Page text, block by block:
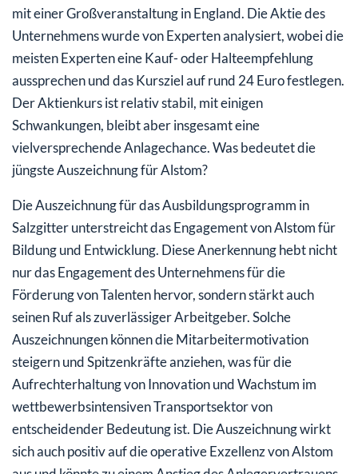
mit einer Großveranstaltung in England. Die Aktie des
Unternehmens wurde von Experten analysiert, wobei die
meisten Experten eine Kauf- oder Halteempfehlung
aussprechen und das Kursziel auf rund 24 Euro festlegen.
Der Aktienkurs ist relativ stabil, mit einigen
Schwankungen, bleibt aber insgesamt eine
vielversprechende Anlagechance. Was bedeutet die
jüngste Auszeichnung für Alstom?
Die Auszeichnung für das Ausbildungsprogramm in
Salzgitter unterstreicht das Engagement von Alstom für
Bildung und Entwicklung. Diese Anerkennung hebt nicht
nur das Engagement des Unternehmens für die
Förderung von Talenten hervor, sondern stärkt auch
seinen Ruf als zuverlässiger Arbeitgeber. Solche
Auszeichnungen können die Mitarbeitermotivation
steigern und Spitzenkräfte anziehen, was für die
Aufrechterhaltung von Innovation und Wachstum im
wettbewerbsintensiven Transportsektor von
entscheidender Bedeutung ist. Die Auszeichnung wirkt
sich auch positiv auf die operative Exzellenz von Alstom